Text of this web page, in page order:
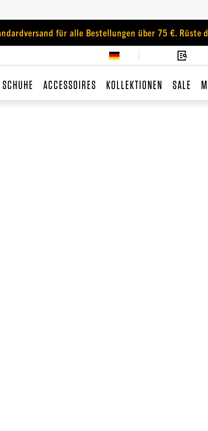
für alle Bestellungen über 75 €. Rüste
SCHUHE ACCESSOIRES KOLLEKTIONEN SALE